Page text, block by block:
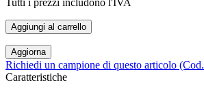
Aggiungi al carrello
Richiedi un campione di questo articolo (Cod.
Caratteristiche